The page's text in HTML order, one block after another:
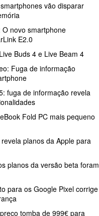
vão disparar
O novo smartphone
E2.0
Buds 4 e Live Beam 4
Fuga de informação
fuga de informação revela
Fold PC mais pequeno
planos da Apple para
planos da versão beta foram
para os Google Pixel corrige
tomba de 999€ para